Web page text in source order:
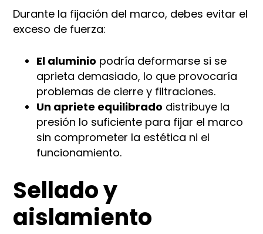
Durante la fijación del marco, debes evitar el
exceso de fuerza:
El aluminio podría deformarse si se
aprieta demasiado, lo que provocaría
problemas de cierre y filtraciones.
Un apriete equilibrado distribuye la
presión lo suficiente para fijar el marco
sin comprometer la estética ni el
funcionamiento.
Sellado y
aislamiento